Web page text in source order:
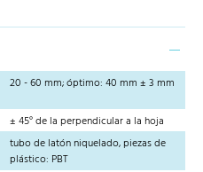
20 - 60 mm; óptimo: 40 mm ± 3 mm
± 45° de la perpendicular a la hoja
tubo de latón niquelado, piezas de
plástico: PBT